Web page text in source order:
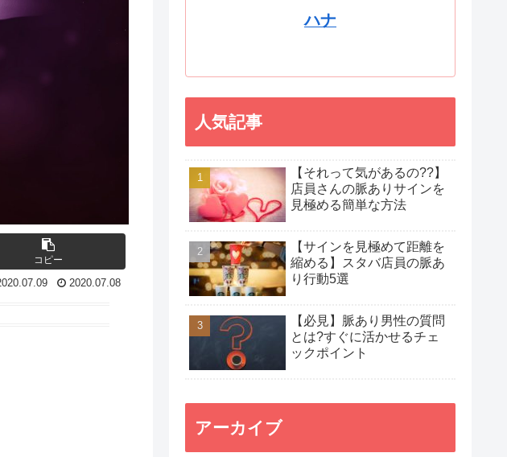
コピー
2020.07.08
ハナ
人気記事
【それって気があるの??】
店員さんの脈ありサインを
見極める簡単な方法
【サインを見極めて距離を
縮める】スタバ店員の脈あ
り行動5選
【必見】脈あり男性の質問
とは?すぐに活かせるチェ
ックポイント
アーカイブ